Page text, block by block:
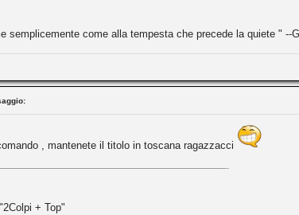
semplicemente come alla tempesta che precede la quiete " --
, mantenete il titolo in toscana ragazzacci
+ Top"